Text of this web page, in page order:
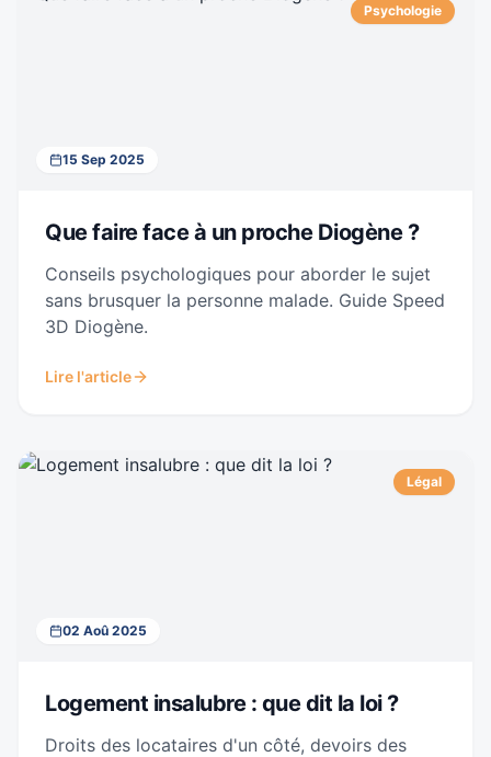
Psychologie
15 Sep 2025
Que faire face à un proche Diogène ?
Conseils psychologiques pour aborder le sujet
sans brusquer la personne malade. Guide Speed
3D Diogène.
Lire l'article
Légal
02 Aoû 2025
Logement insalubre : que dit la loi ?
Droits des locataires d'un côté, devoirs des